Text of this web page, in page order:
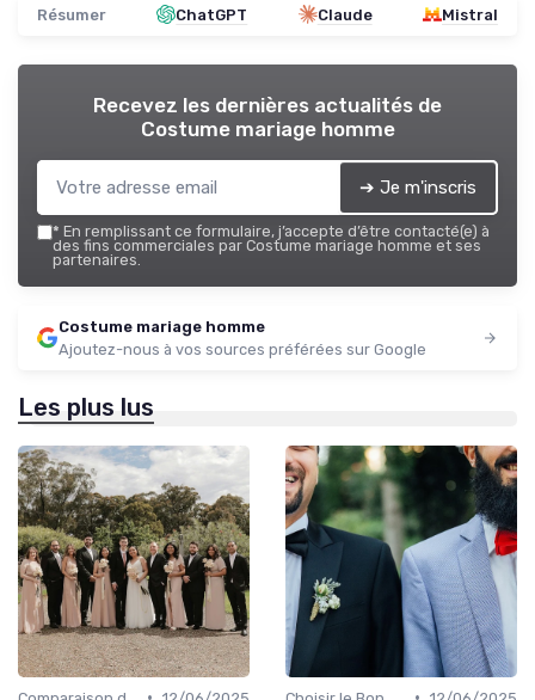
Résumer ChatGPT Claude Mistral
Recevez les dernières actualités de
Costume mariage homme
➔ Je m'inscris
* En remplissant ce formulaire, j’accepte d’être contacté(e) à
des fins commerciales par Costume mariage homme et ses
partenaires.
Costume mariage homme
Ajoutez-nous à vos sources préférées sur Google
Les plus lus